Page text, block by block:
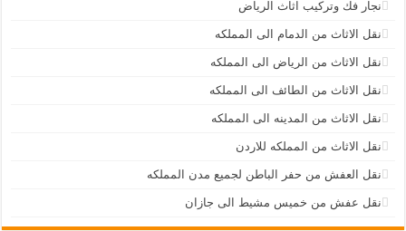
نجار فك وتركيب اثاث الرياض
نقل الاثاث من الدمام الى المملكه
نقل الاثاث من الرياض الى المملكه
نقل الاثاث من الطائف الى المملكه
نقل الاثاث من المدينه الى المملكه
نقل الاثاث من المملكه للاردن
نقل العفش من حفر الباطن لجميع مدن المملكه
نقل عفش من خميس مشيط الى جازان